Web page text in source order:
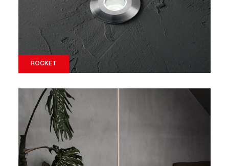
ROCKET